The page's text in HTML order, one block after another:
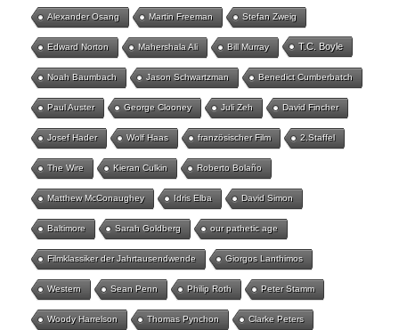
Alexander Osang Martin Freeman Stefan Zweig
Edward Norton Mahershala Ali Bill Murray T.C. Boyle
Noah Baumbach Jason Schwartzman Benedict Cumberbatch
Paul Auster George Clooney Juli Zeh David Fincher
Josef Hader Wolf Haas französischer Film 2.Staffel
The Wire Kieran Culkin Roberto Bolaño
Matthew McConaughey Idris Elba David Simon
Baltimore Sarah Goldberg our pathetic age
Filmklassiker der Jahrtausendwende Giorgos Lanthimos
Western Sean Penn Philip Roth Peter Stamm
Woody Harrelson Thomas Pynchon Clarke Peters